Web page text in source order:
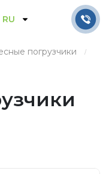
RU
погрузчики